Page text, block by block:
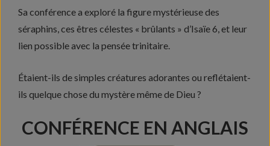
Sa conférence a exploré la figure mystérieuse des
séraphins, ces êtres célestes « brûlants » d’Isaïe 6, et leur
lien possible avec la pensée trinitaire.
Étaient-ils de simples créatures adorantes ou reflétaient-
ils quelque chose du mystère même de Dieu ?
CONFÉRENCE EN ANGLAIS